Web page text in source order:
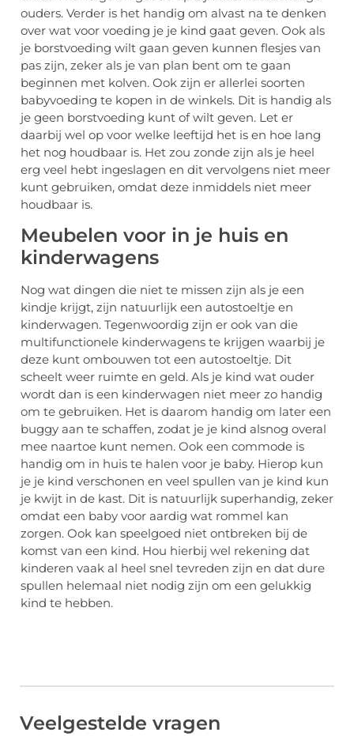
ouders. Verder is het handig om alvast na te denken
over wat voor voeding je je kind gaat geven. Ook als
je borstvoeding wilt gaan geven kunnen flesjes van
pas zijn, zeker als je van plan bent om te gaan
beginnen met kolven. Ook zijn er allerlei soorten
babyvoeding te kopen in de winkels. Dit is handig als
je geen borstvoeding kunt of wilt geven. Let er
daarbij wel op voor welke leeftijd het is en hoe lang
het nog houdbaar is. Het zou zonde zijn als je heel
erg veel hebt ingeslagen en dit vervolgens niet meer
kunt gebruiken, omdat deze inmiddels niet meer
houdbaar is.
Meubelen voor in je huis en
kinderwagens
Nog wat dingen die niet te missen zijn als je een
kindje krijgt, zijn natuurlijk een autostoeltje en
kinderwagen. Tegenwoordig zijn er ook van die
multifunctionele kinderwagens te krijgen waarbij je
deze kunt ombouwen tot een autostoeltje. Dit
scheelt weer ruimte en geld. Als je kind wat ouder
wordt dan is een kinderwagen niet meer zo handig
om te gebruiken. Het is daarom handig om later een
buggy aan te schaffen, zodat je je kind alsnog overal
mee naartoe kunt nemen. Ook een commode is
handig om in huis te halen voor je baby. Hierop kun
je je kind verschonen en veel spullen van je kind kun
je kwijt in de kast. Dit is natuurlijk superhandig, zeker
omdat een baby voor aardig wat rommel kan
zorgen. Ook kan speelgoed niet ontbreken bij de
komst van een kind. Hou hierbij wel rekening dat
kinderen vaak al heel snel tevreden zijn en dat dure
spullen helemaal niet nodig zijn om een gelukkig
kind te hebben.
Veelgestelde vragen